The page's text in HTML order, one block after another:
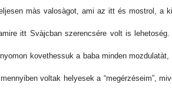
màs valosàgot, ami az itt és mostrol, a
itt Svàjcban szerencsére volt is
kovethessuk a baba minden
voltak helyesek a “megérzéseim”,